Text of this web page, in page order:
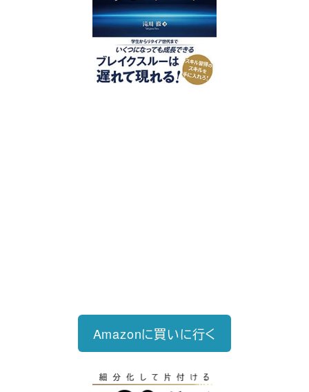
Amazonに買いに行く